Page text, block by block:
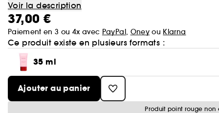
Voir la description
37,00 €
Paiement en 3 ou 4x avec PayPal, Oneyou Klarna
Ce produit existe en plusieurs formats :
35 ml
Ajouter au panier
Produit point rouge